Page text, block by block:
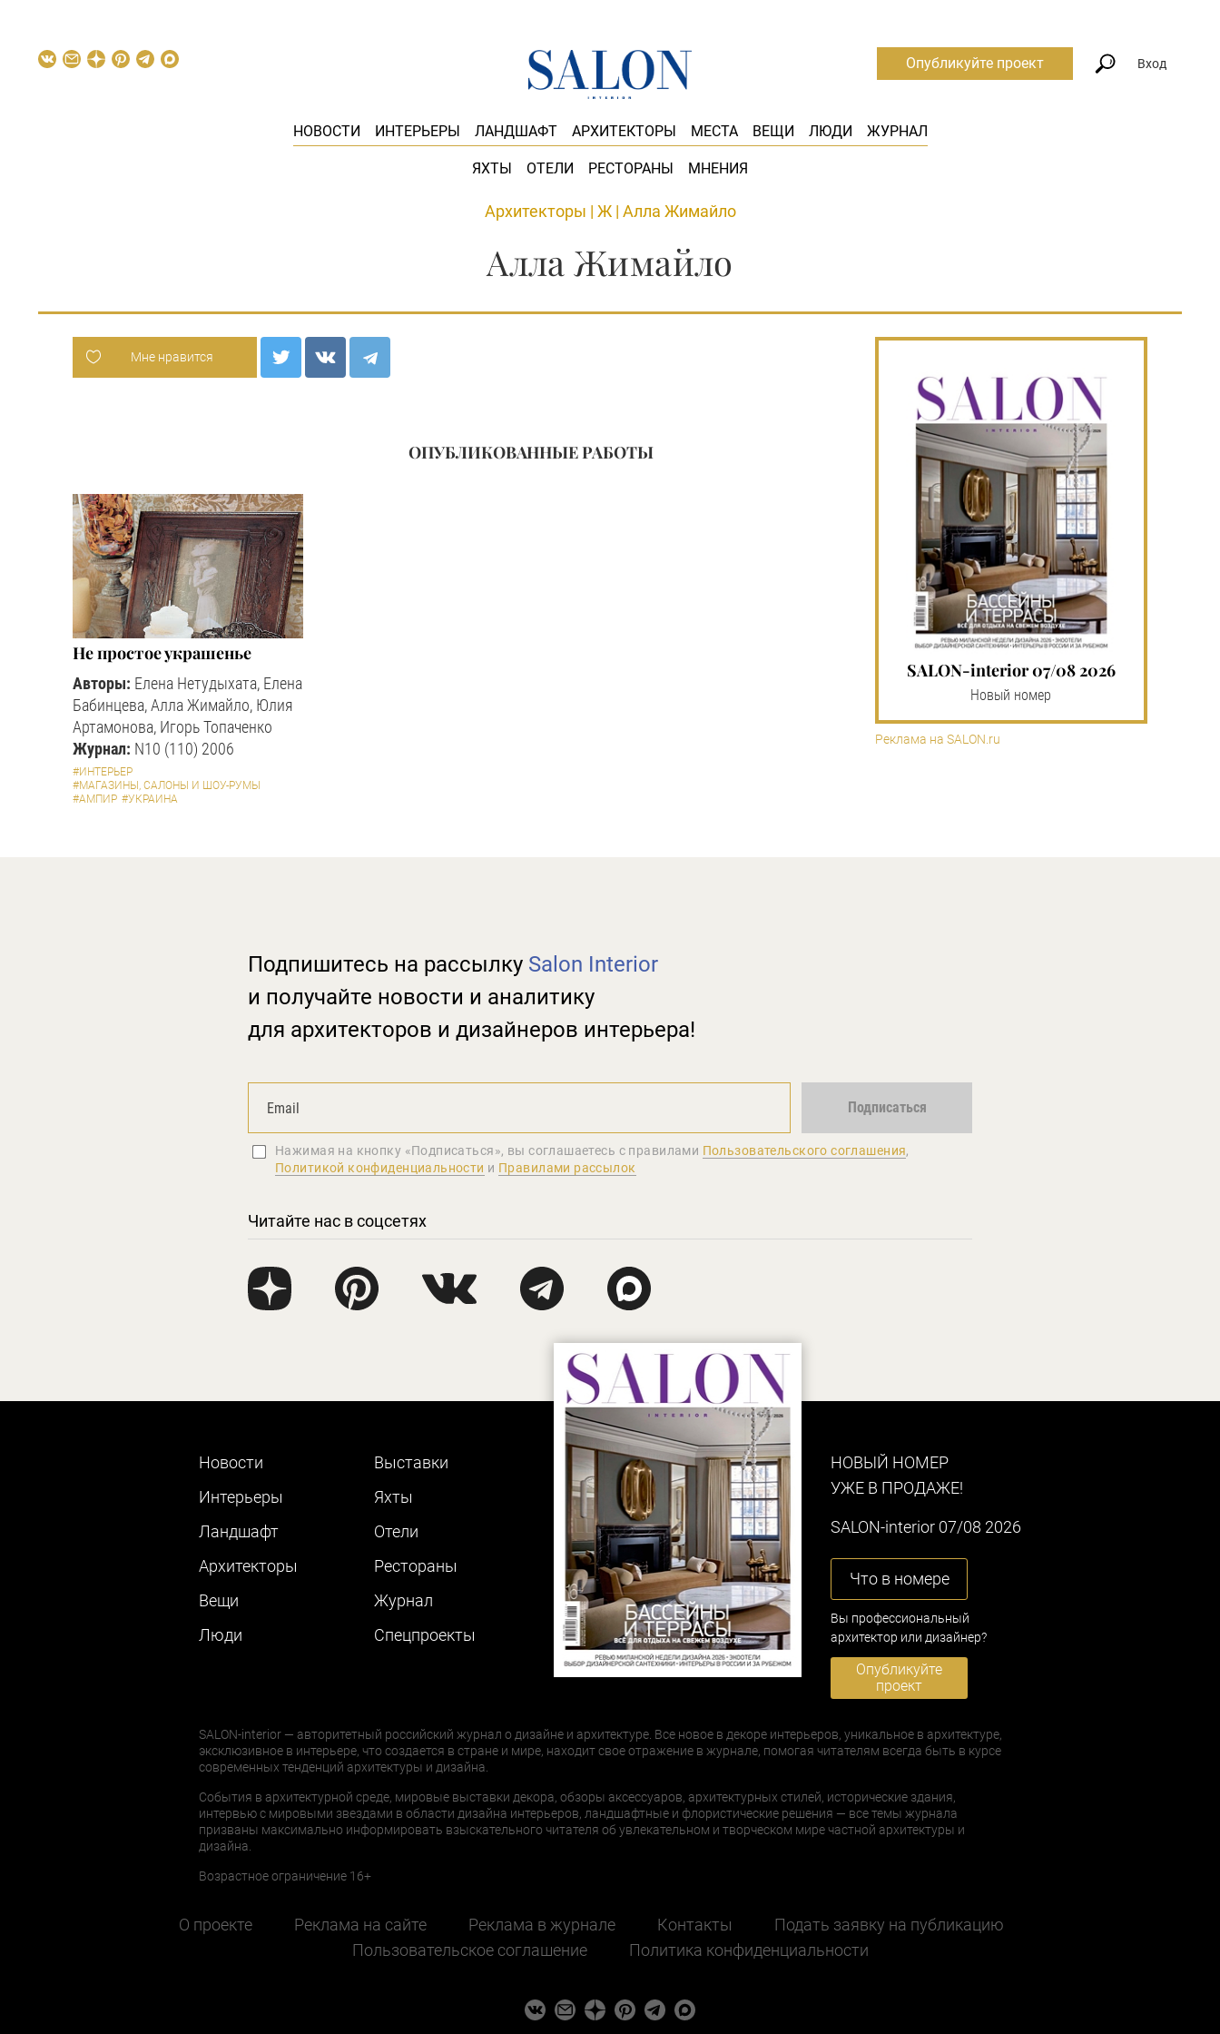
НОВОСТИ ИНТЕРЬЕРЫ ЛАНДШАФТ АРХИТЕКТОРЫ МЕСТА ВЕЩИ ЛЮДИ ЖУРНАЛ
ЯХТЫ ОТЕЛИ РЕСТОРАНЫ МНЕНИЯ
Опубликуйте проект Вход
Архитекторы | Ж | Алла Жимайло
Алла Жимайло
Мне нравится
ОПУБЛИКОВАННЫЕ РАБОТЫ
Не простое украшенье
Авторы: Елена Нетудыхата, Елена
Бабинцева, Алла Жимайло, Юлия
Артамонова, Игорь Топаченко
Журнал: N10 (110) 2006
#ИНТЕРЬЕР
#МАГАЗИНЫ, САЛОНЫ И ШОУ-РУМЫ
#АМПИР #УКРАИНА
SALON-interior 07/08 2026
Новый номер
Реклама на SALON.ru
Подпишитесь на рассылку Salon Interior
и получайте новости и аналитику
для архитекторов и дизайнеров интерьера!
Подписаться
Нажимая на кнопку «Подписаться», вы соглашаетеcь с правилами Пользовательского соглашения,
Политикой конфиденциальности и Правилами рассылок
Читайте нас в соцсетях
Новости
Интерьеры
Ландшафт
Архитекторы
Вещи
Люди
Выставки
Яхты
Отели
Рестораны
Журнал
Cпецпроекты
НОВЫЙ НОМЕР
УЖЕ В ПРОДАЖЕ!
SALON-interior 07/08 2026
Что в номере
Вы профессиональный
архитектор или дизайнер?
Опубликуйте
проект
SALON-interior — авторитетный российский журнал о дизайне и архитектуре. Все новое в декоре интерьеров, уникальное в архитектуре,
эксклюзивное в интерьере, что создается в стране и мире, находит свое отражение в журнале, помогая читателям всегда быть в курсе
современных тенденций архитектуры и дизайна.
События в архитектурной среде, мировые выставки декора, обзоры аксессуаров, архитектурных стилей, исторические здания,
интервью с мировыми звездами в области дизайна интерьеров, ландшафтные и флористические решения — все темы журнала
призваны максимально информировать взыскательного читателя об увлекательном и творческом мире частной архитектуры и
дизайна.
Возрастное ограничение 16+
О проекте Реклама на сайте Реклама в журнале Контакты
Подать заявку на публикацию
Пользовательское соглашение
Политика конфиденциальности